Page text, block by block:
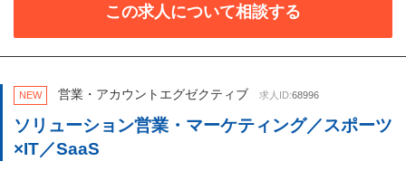
この求人について相談する
NEW 営業・アカウントエグゼクティブ 求人ID:68996
ソリューション営業・マーケティング／スポーツ
×IT／SaaS